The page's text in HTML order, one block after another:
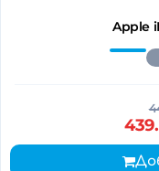
Apple
439.